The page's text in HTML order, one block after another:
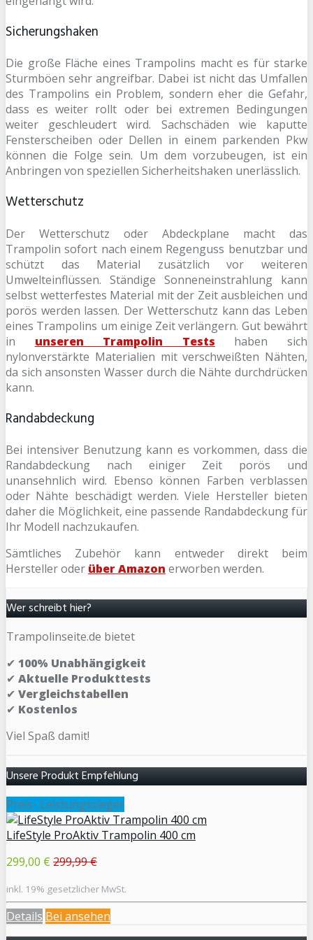
Sicherungshaken
Die große Fläche eines Trampolins macht es für starke
Sturmböen sehr angreifbar. Dabei ist nicht das Umfallen
des Trampolins ein Problem, sondern eher die Gefahr,
dass es weiter rollt oder bei extremen Bedingungen
weiter geschleudert wird. Sachschäden wie kaputte
Fensterscheiben oder Dellen in einem parkenden Pkw
können die Folge sein. Um dem vorzubeugen, ist ein
Anbringen von speziellen Sicherheitshaken unerlässlich.
Wetterschutz
Der Wetterschutz oder Abdeckplane macht das
Trampolin sofort nach einem Regenguss benutzbar und
schützt das Material zusätzlich vor weiteren
Umwelteinflüssen. Ständige Sonneneinstrahlung kann
selbst wetterfestes Material mit der Zeit ausbleichen und
porös werden lassen. Der Wetterschutz kann das Leben
eines Trampolins um einige Zeit verlängern. Gut bewährt
in unseren Trampolin Tests haben sich
nylonverstärkte Materialien mit verschweißten Nähten,
da sich ansonsten Wasser durch die Nähte durchdrücken
kann.
Randabdeckung
Bei intensiver Benutzung kann es vorkommen, dass die
Randabdeckung nach einiger Zeit porös und
unansehnlich wird. Ebenso können Farben verblassen
oder Nähte beschädigt werden. Viele Hersteller bieten
daher die Möglichkeit, eine passende Randabdeckung für
Ihr Modell nachzukaufen.
Sämtliches Zubehör kann entweder direkt beim
Hersteller oder über Amazon erworben werden.
Wer schreibt hier?
Trampolinseite.de bietet
✔ 100% Unabhängigkeit
✔ Aktuelle Produkttests
✔ Vergleichstabellen
✔ Kostenlos
Viel Spaß damit!
Unsere Produkt Empfehlung
Preis- Leistungssieger
LifeStyle ProAktiv Trampolin 400 cm
299,00 € 299,99 €
inkl. 19% gesetzlicher MwSt.
Details Bei ansehen